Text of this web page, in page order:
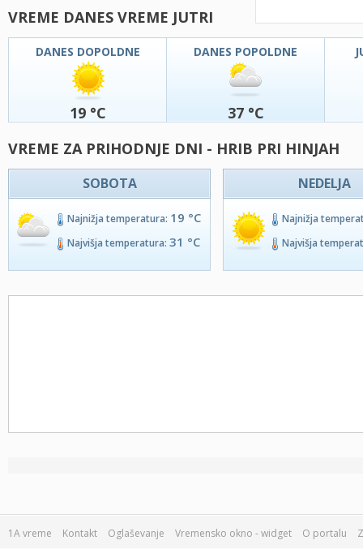
VREME DANES VREME JUTRI
DANES DOPOLDNE
19 °C
DANES POPOLDNE
37 °C
VREME ZA PRIHODNJE DNI - HRIB PRI HINJAH
SOBOTA
Najnižja temperatura: 19 °C
Najvišja temperatura: 31 °C
NEDELJA
Najnižja
Najvišja
1A vreme Kontakt Oglaševanje Vremensko okno - widget O portalu